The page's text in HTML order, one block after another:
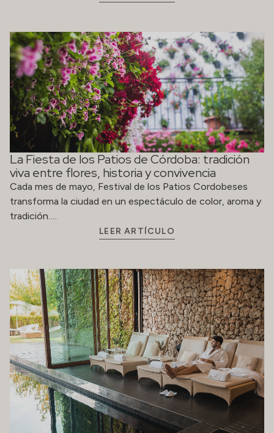
La Fiesta de los Patios de Córdoba: tradición
viva entre flores, historia y convivencia
Cada mes de mayo, Festival de los Patios Cordobeses
transforma la ciudad en un espectáculo de color, aroma y
tradición….
LEER ARTÍCULO